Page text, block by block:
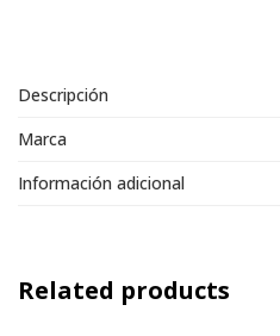
Descripción
Marca
Información adicional
Related products